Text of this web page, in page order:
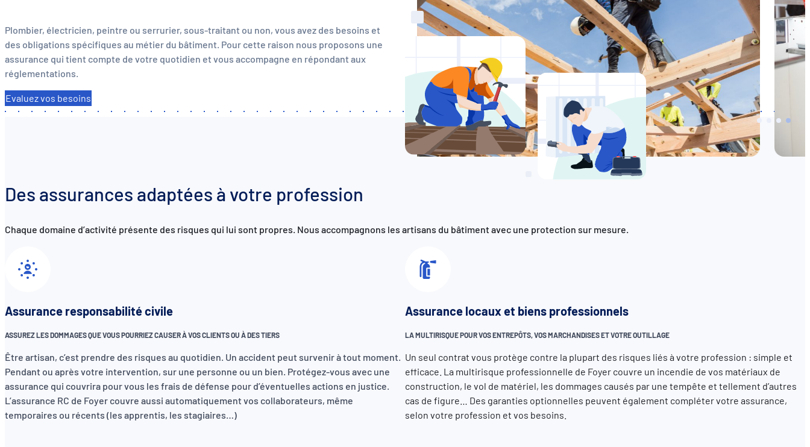
Plombier, électricien, peintre ou serrurier, sous-traitant ou non, vous avez des besoins et
des obligations spécifiques au métier du bâtiment. Pour cette raison nous proposons une
assurance qui tient compte de votre quotidien et vous accompagne en répondant aux
réglementations.
Evaluez vos besoins
Des assurances adaptées à votre profession
Chaque domaine d’activité présente des risques qui lui sont propres. Nous accompagnons les artisans du bâtiment avec une protection sur mesure.
Assurance responsabilité civile
ASSUREZ LES DOMMAGES QUE VOUS POURRIEZ CAUSER À VOS CLIENTS OU À DES TIERS
Être artisan, c’est prendre des risques au quotidien. Un accident peut survenir à tout moment.
Pendant ou après votre intervention, sur une personne ou un bien. Protégez-vous avec une
assurance qui couvrira pour vous les frais de défense pour d’éventuelles actions en justice.
L’assurance RC de Foyer couvre aussi automatiquement vos collaborateurs, même
temporaires ou récents (les apprentis, les stagiaires…)
Assurance locaux et biens professionnels
LA MULTIRISQUE POUR VOS ENTREPÔTS, VOS MARCHANDISES ET VOTRE OUTILLAGE
Un seul contrat vous protège contre la plupart des risques liés à votre profession : simple et
efficace. La multirisque professionnelle de Foyer couvre un incendie de vos matériaux de
construction, le vol de matériel, les dommages causés par une tempête et tellement d’autres
cas de figure… Des garanties optionnelles peuvent également compléter votre assurance,
selon votre profession et vos besoins.